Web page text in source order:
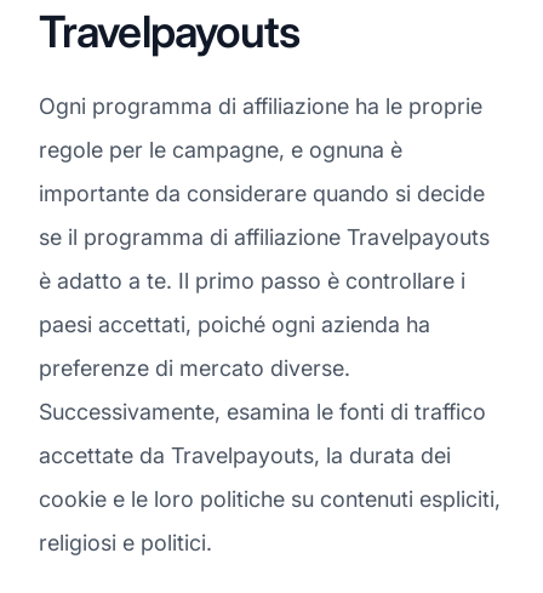
Travelpayouts
Ogni programma di affiliazione ha le proprie
regole per le campagne, e ognuna è
importante da considerare quando si decide
se il programma di affiliazione Travelpayouts
è adatto a te. Il primo passo è controllare i
paesi accettati, poiché ogni azienda ha
preferenze di mercato diverse.
Successivamente, esamina le fonti di traffico
accettate da Travelpayouts, la durata dei
cookie e le loro politiche su contenuti espliciti,
religiosi e politici.